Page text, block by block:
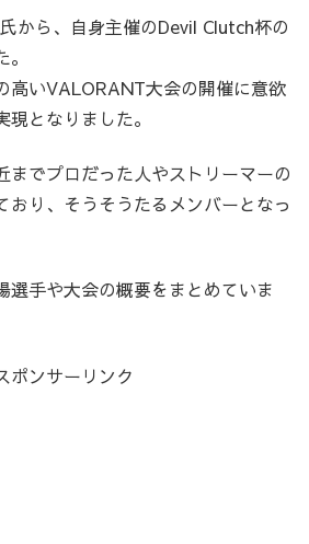
氏から、自身主催のDevil Clutch杯の
高いVALORANT大会の開催に意欲
となりました。
までプロだった人やストリーマーの
おり、そうそうたるメンバーとなっ
選手や大会の概要をまとめていま
ポンサーリンク